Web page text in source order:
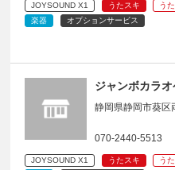
JOYSOUND X1 うたスキ
う
楽器
オプションサービス
ジャンボカラ
静岡県静岡市葵区
070-2440-5513
JOYSOUND X1 うたスキ
う